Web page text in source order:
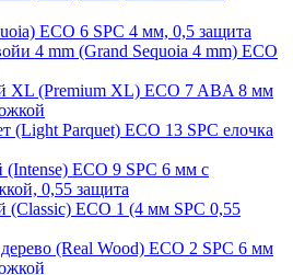
ECO 6 SPC 4 мм, 0,5 защита
4 mm (Grand Sequoia 4 mm) ECO
XL (Premium XL) ECO 7 ABA 8 мм
(Light Parquet) ECO 13 SPC елочка
ECO 9 SPC 6 мм с
0,55 защита
(Classic) ECO 1 (4 мм SPC 0,55
(Real Wood) ECO 2 SPC 6 мм